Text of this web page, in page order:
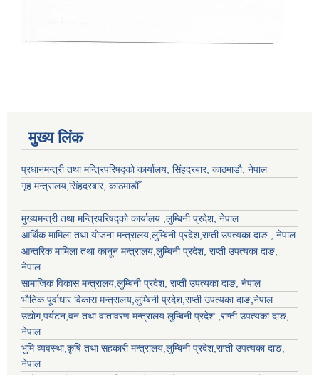
मुख्य लिंक
प्रधानमन्त्री तथा मन्त्रिपरिषद्को कार्यालय, सिंहदरबार, काठमाडौ, नेपाल
गृह मन्त्रालय,सिंहदरबार, काठमाडौँ
मुख्यमन्त्री तथा मन्त्रिपरिषद्को कार्यालय ,लुम्बिनी प्रदेश, नेपाल
आर्थिक मामिला तथा योजना मन्त्रालय,लुम्बिनी प्रदेश,राप्ती उपत्यका दाङ , नेपाल
आन्तरिक मामिला तथा कानून मन्त्रालय,लुम्बिनी प्रदेश, राप्ती उपत्यका दाङ,
नेपाल
सामाजिक विकास मन्त्रालय,लुम्बिनी प्रदेश, राप्ती उपत्यका दाङ, नेपाल
भौतिक पूर्वाधार विकास मन्त्रालय,लुम्बिनी प्रदेश,राप्ती उपत्यका दाङ,नेपाल
उद्याेग,पर्यटन,वन तथा वातावरण मन्त्रालय लुम्बिनी प्रदेश ,राप्ती उपत्यका दाङ,
नेपाल
भुमि व्यवस्था,कृषि तथा सहकारी मन्त्रालय,लुम्बिनी प्रदेश,राप्ती उपत्यका दाङ,
नेपाल